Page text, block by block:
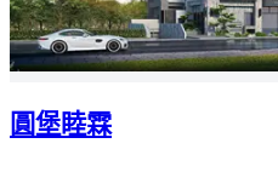
圓堡睦霖